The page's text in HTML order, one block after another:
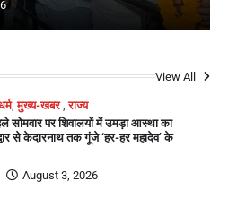
View All
,मुख्य-खबर ,राज्य
सोमवार पर शिवालयों में उमड़ा आस्था का
से केदारनाथ तक गूंजे ‘हर-हर महादेव’ के
August 3, 2026